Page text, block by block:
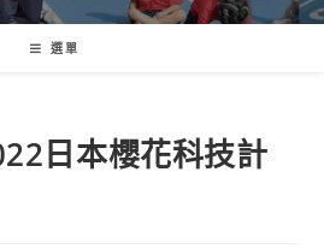
選單
日本櫻花科技計